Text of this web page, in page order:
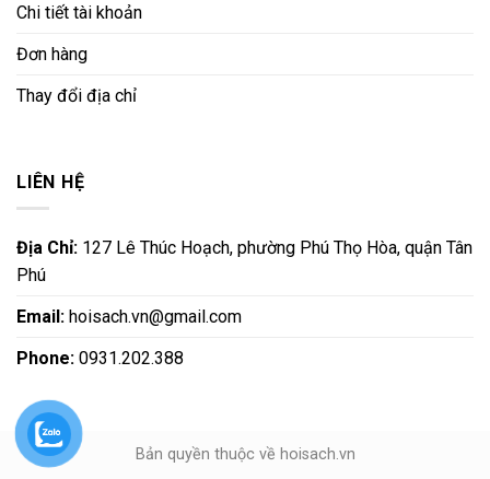
Chi tiết tài khoản
Đơn hàng
Thay đổi địa chỉ
LIÊN HỆ
Địa Chỉ: 127 Lê Thúc Hoạch, phường Phú Thọ Hòa, quận Tân
Phú
Email: hoisach.vn@gmail.com
Phone: 0931.202.388
Bản quyền thuộc về hoisach.vn